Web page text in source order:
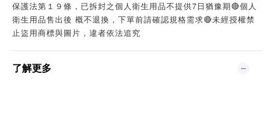
保護法第１９條，已拆封之個人衛生用品不提供7日猶豫期🔴個人
衛生用品售出後 概不退換，下單前請確認規格需求🔴未經授權禁
止盜用商標與圖片，違者依法追究
了解更多